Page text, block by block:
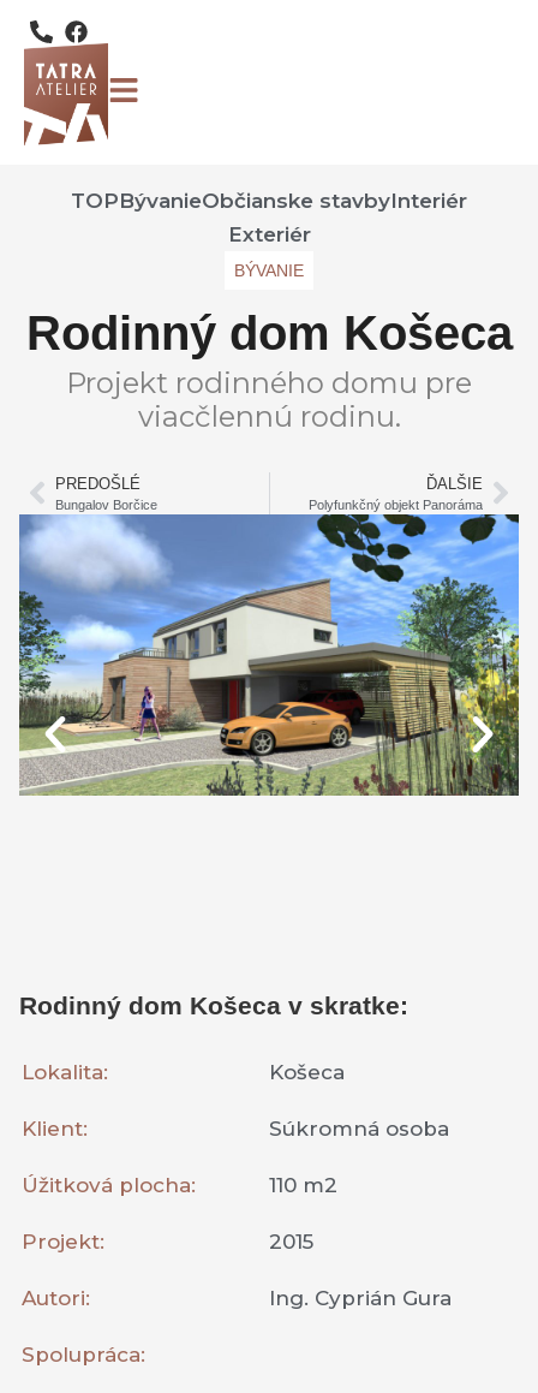
TOPBývanieObčianske stavbyInteriér
Exteriér
BÝVANIE
Rodinný dom Košeca
Projekt rodinného domu pre
viacčlennú rodinu.
PREDOŠLÉ
Bungalov Borčice
ĎALŠIE
Polyfunkčný objekt Panoráma
Rodinný dom Košeca v skratke:
Lokalita: Košeca
Klient: Súkromná osoba
Úžitková plocha: 110 m2
Projekt: 2015
Autori: Ing. Cyprián Gura
Spolupráca: